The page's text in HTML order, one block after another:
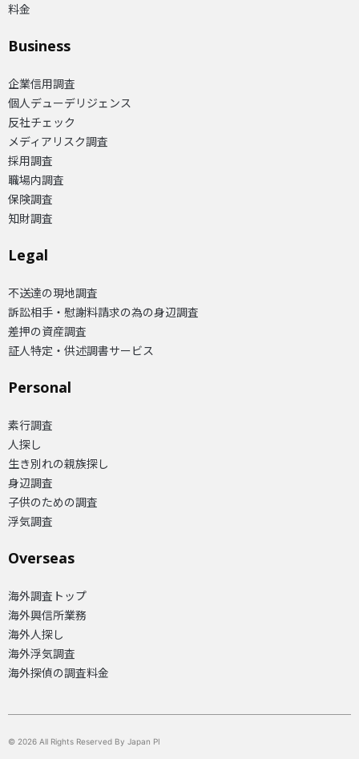
料金
Business
企業信用調査
個人デューデリジェンス
反社チェック
メディアリスク調査
採用調査
職場内調査
保険調査
知財調査
Legal
不送達の現地調査
訴訟相手・慰謝料請求の為の身辺調査
差押の資産調査
証人特定・供述調書サービス
Personal
素行調査
人探し
生き別れの親族探し
身辺調査
子供のための調査
浮気調査
Overseas​
海外調査トップ
海外興信所業務
海外人探し
海外浮気調査
海外探偵の調査料金
© 2026 All Rights Reserved By Japan PI